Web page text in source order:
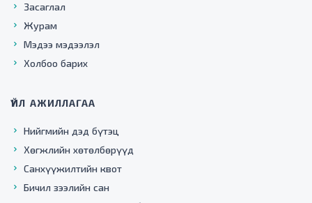
Засаглал
Журам
Мэдээ мэдээлэл
Холбоо барих
ҮЙЛ АЖИЛЛАГАА
Нийгмийн дэд бүтэц
Хөгжлийн хөтөлбөрүүд
Санхүүжилтийн квот
Бичил зээлийн сан